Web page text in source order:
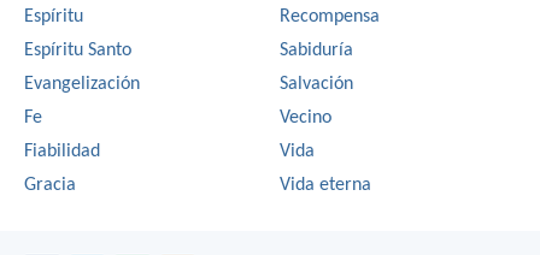
Espíritu
Espíritu Santo
Evangelización
Fe
Fiabilidad
Gracia
Recompensa
Sabiduría
Salvación
Vecino
Vida
Vida eterna